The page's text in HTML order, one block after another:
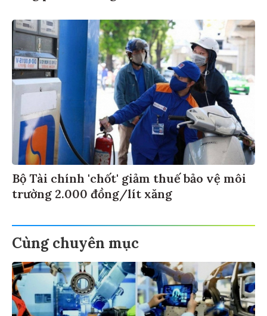
Bộ Tài chính 'chốt' giảm thuế bảo vệ môi
trường 2.000 đồng/lít xăng
Cùng chuyên mục